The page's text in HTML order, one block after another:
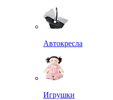
Автокресла
Игрушки